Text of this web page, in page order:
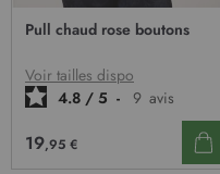
Pull chaud rose boutons
Voir tailles dispo
4.8 / 5 - 9 avis
19,95 €